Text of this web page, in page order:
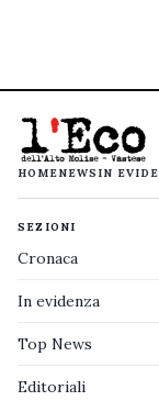
HOMENEWS IN
SEZIONI
Cronaca
In evidenza
Top News
Editoriali